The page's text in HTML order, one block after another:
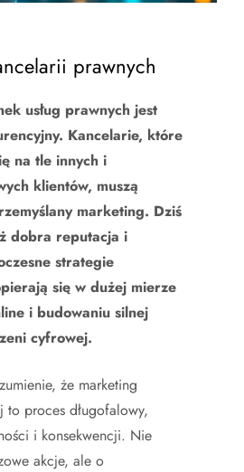
prawnych
usług prawnych jest
Kancelarie, które
na tle innych i
klientów, muszą
marketing. Dziś
dobra reputacja i
strategie
się w dużej mierze
i budowaniu silnej
cyfrowej.
że marketing
to proces długofalowy,
i konsekwencji. Nie
akcje, ale o